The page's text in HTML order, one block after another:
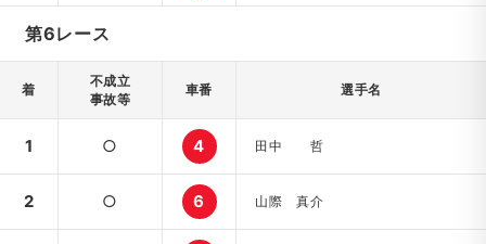
第6レース
着
不成立
事故等
車番 選手名
1 ○ 4 田中 哲
2 ○ 6 山際 真介